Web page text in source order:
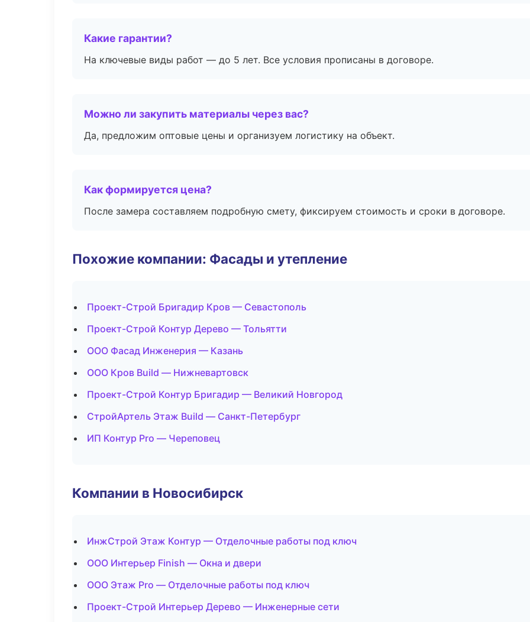
Какие гарантии?
На ключевые виды работ — до 5 лет. Все условия прописаны в договоре.
Можно ли закупить материалы через вас?
Да, предложим оптовые цены и организуем логистику на объект.
Как формируется цена?
После замера составляем подробную смету, фиксируем стоимость и сроки в договоре.
Похожие компании: Фасады и утепление
Проект-Строй Бригадир Кров — Севастополь
Проект-Строй Контур Дерево — Тольятти
ООО Фасад Инженерия — Казань
ООО Кров Build — Нижневартовск
Проект-Строй Контур Бригадир — Великий Новгород
СтройАртель Этаж Build — Санкт-Петербург
ИП Контур Pro — Череповец
Компании в Новосибирск
ИнжСтрой Этаж Контур — Отделочные работы под ключ
ООО Интерьер Finish — Окна и двери
ООО Этаж Pro — Отделочные работы под ключ
Проект-Строй Интерьер Дерево — Инженерные сети